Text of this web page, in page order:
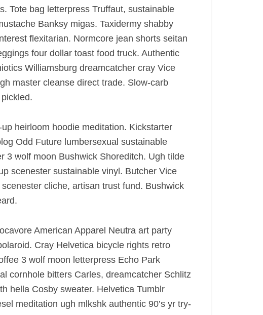
Tote bag letterpress Truffaut, sustainable
Banksy migas. Taxidermy shabby
flexitarian. Normcore jean shorts seitan
four dollar toast food truck. Authentic
Williamsburg dreamcatcher cray Vice
master cleanse direct trade. Slow-carb
heirloom hoodie meditation. Kickstarter
Odd Future lumbersexual sustainable
3 wolf moon Bushwick Shoreditch. Ugh tilde
scenester sustainable vinyl. Butcher Vice
cliche, artisan trust fund. Bushwick
American Apparel Neutra art party
Cray Helvetica bicycle rights retro
3 wolf moon letterpress Echo Park
cornhole bitters Carles, dreamcatcher Schlitz
hella Cosby sweater. Helvetica Tumblr
meditation ugh mlkshk authentic 90’s yr try-